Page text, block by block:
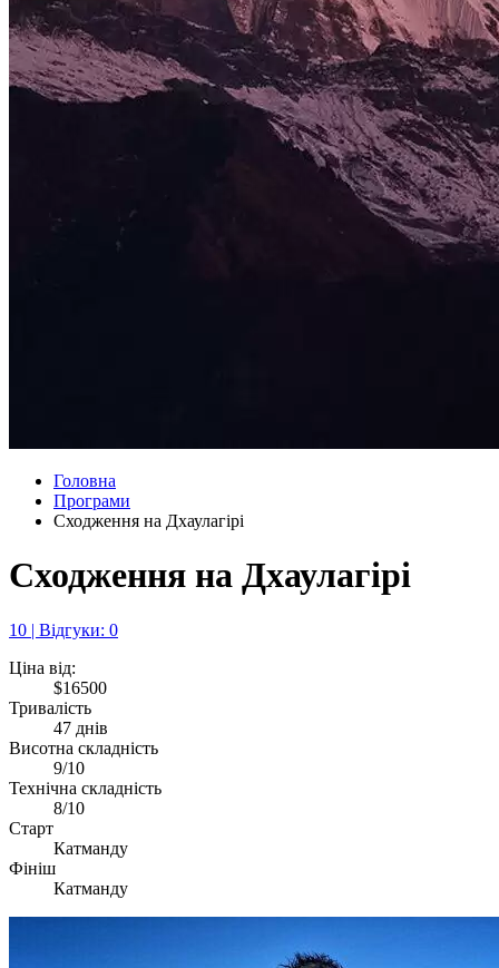
Головна
Програми
Сходження на Дхаулагірі
Сходження на Дхаулагірі
10 | Відгуки: 0
Ціна від:
$16500
Тривалість
47 днів
Висотна складність
9/10
Технічна складність
8/10
Старт
Катманду
Фініш
Катманду